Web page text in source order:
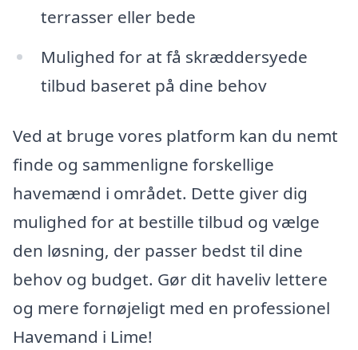
terrasser eller bede
Mulighed for at få skræddersyede
tilbud baseret på dine behov
Ved at bruge vores platform kan du nemt
finde og sammenligne forskellige
havemænd i området. Dette giver dig
mulighed for at bestille tilbud og vælge
den løsning, der passer bedst til dine
behov og budget. Gør dit haveliv lettere
og mere fornøjeligt med en professionel
Havemand i Lime!